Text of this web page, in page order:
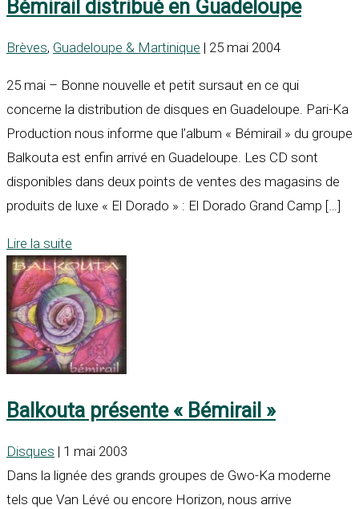
Bémirail distribué en Guadeloupe
Brèves, Guadeloupe & Martinique | 25 mai 2004
25 mai – Bonne nouvelle et petit sursaut en ce qui
concerne la distribution de disques en Guadeloupe. Pari-Ka
Production nous informe que l’album « Bémirail » du groupe
Balkouta est enfin arrivé en Guadeloupe. Les CD sont
disponibles dans deux points de ventes des magasins de
produits de luxe « El Dorado » : El Dorado Grand Camp […]
Lire la suite
Balkouta présente « Bémirail »
Disques | 1 mai 2003
Dans la lignée des grands groupes de Gwo-Ka moderne
tels que Van Lévé ou encore Horizon, nous arrive